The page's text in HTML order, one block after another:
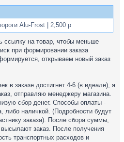
Alu-Frost | 2,500 р
ссылку на товар, чтобы меньше
при формировании заказа
открываем новый заказ
в заказе достигнет 4-6 (в идеале), я
отправляю менеджеру магазина.
сбор денег. Способы оплаты -
либо наличкой. (Подробности будут
заказа). После сбора суммы,
заказ. После получения
транспортных расходов и